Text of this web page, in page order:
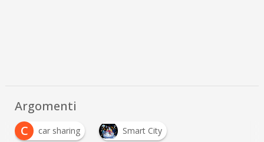
Argomenti
C
car sharing Smart City